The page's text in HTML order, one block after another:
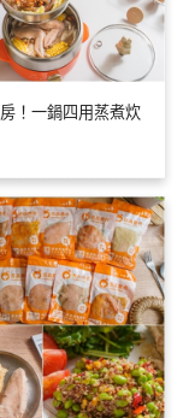
！一鍋四用蒸煮炊